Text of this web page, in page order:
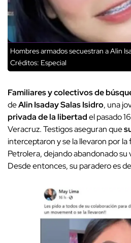
Hombres armados secuestran a Alin
Créditos: Especial
Familiares y colectivos de
deAlin Isaday Salas Isidro, una
privada de la libertadel pasado
Veracruz. Testigos aseguran que
interceptaron y se la llevaron por la
Petrolera, dejando abandonado su
Desde entonces, su paradero es